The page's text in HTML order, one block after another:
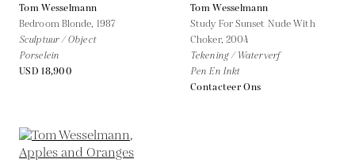
Tom Wesselmann
Bedroom Blonde, 1987
Sculptuur / Object
Porselein
USD 18,900
Tom Wesselmann
Study For Sunset Nude With
Choker, 2004
Tekening / Waterverf
Pen En Inkt
Contacteer Ons